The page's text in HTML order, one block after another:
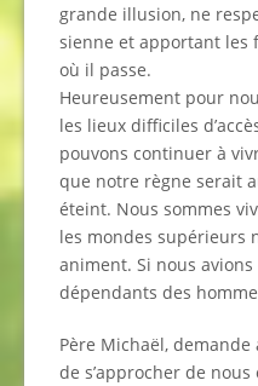
grande illusion, ne
sienne et apportant les
où il passe.
Heureusement pour
les lieux difficiles
pouvons continuer à
que notre règne serait
éteint. Nous sommes
les mondes supérieurs
animent. Si nous
dépendants des
Père Michaël, demande
de s’approcher de